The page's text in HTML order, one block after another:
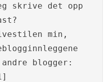
skrive det opp
min,
blogger: